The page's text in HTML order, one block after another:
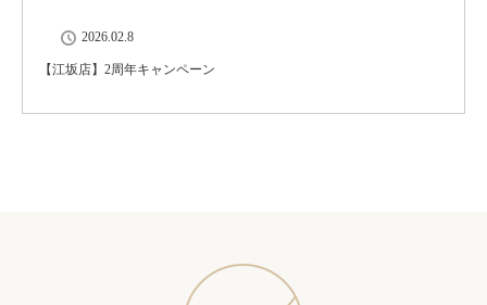
2026.02.8
【江坂店】2周年キャンペーン